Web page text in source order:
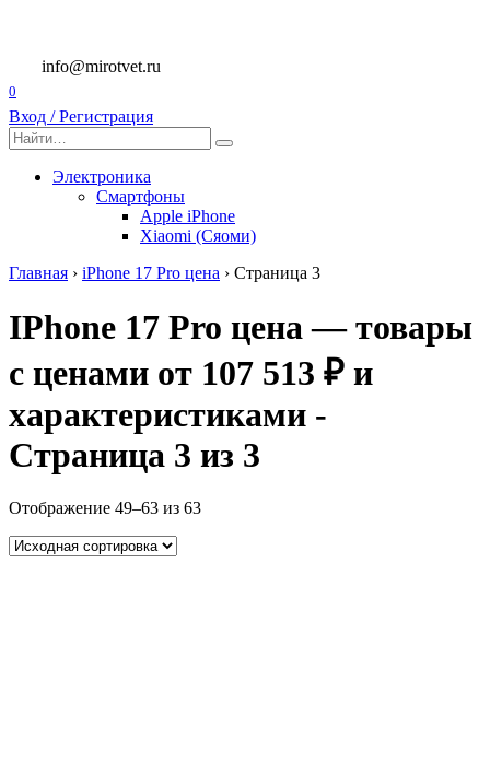
содержанию
info@mirotvet.ru
0
Вход / Регистрация
Search
for:
Электроника
Смартфоны
Apple iPhone
Xiaomi (Сяоми)
Главная › iPhone 17 Pro цена › Страница 3
IPhone 17 Pro цена — товары
с ценами от 107 513 ₽ и
характеристиками -
Страница 3 из 3
Отображение 49–63 из 63